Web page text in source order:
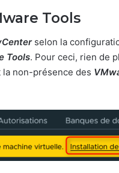
Tools
selon la
Tools. Pour ceci, rien de
non-présence des